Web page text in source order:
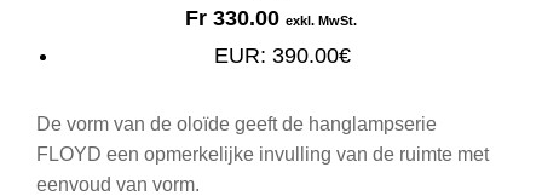
Fr 330.00 exkl. MwSt.
EUR:390.00€
De vorm van de oloïde geeft de hanglampserie
FLOYD een opmerkelijke invulling van de ruimte met
eenvoud van vorm.